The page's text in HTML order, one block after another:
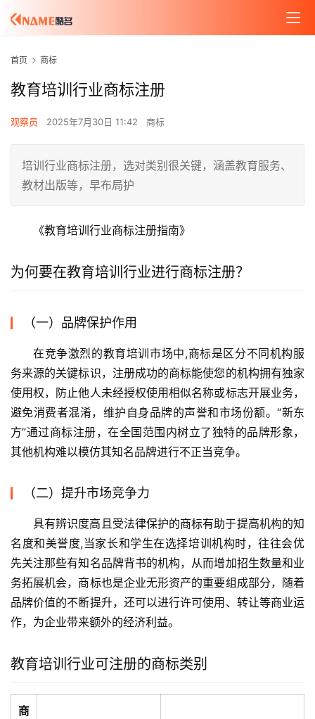
首页 商标
教育培训行业商标注册
观察员 2025年7月30日 11:42 商标
培训行业商标注册，选对类别很关键，涵盖教育服务、
教材出版等，早布局护
《教育培训行业商标注册指南》
为何要在教育培训行业进行商标注册？
（一）品牌保护作用
在竞争激烈的教育培训市场中,商标是区分不同机构服
务来源的关键标识，注册成功的商标能使您的机构拥有独家
使用权，防止他人未经授权使用相似名称或标志开展业务，
避免消费者混淆，维护自身品牌的声誉和市场份额。“新东
方”通过商标注册，在全国范围内树立了独特的品牌形象，
其他机构难以模仿其知名品牌进行不正当竞争。
（二）提升市场竞争力
具有辨识度高且受法律保护的商标有助于提高机构的知
名度和美誉度,当家长和学生在选择培训机构时，往往会优
先关注那些有知名品牌背书的机构，从而增加招生数量和业
务拓展机会，商标也是企业无形资产的重要组成部分，随着
品牌价值的不断提升，还可以进行许可使用、转让等商业运
作，为企业带来额外的经济利益。
教育培训行业可注册的商标类别
商